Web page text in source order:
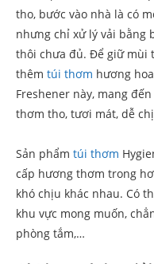
tho, bước vào nhà là có
nhưng chỉ xử lý vải bằng
thôi chưa đủ. Để giữ mùi
thêm túi thơm hương
Freshener này, mang
thơm tho, tươi mát, dễ
Sản phẩm túi thơm
cấp hương thơm trong
khó chịu khác nhau. Có
khu vực mong muốn,
phòng tắm,…